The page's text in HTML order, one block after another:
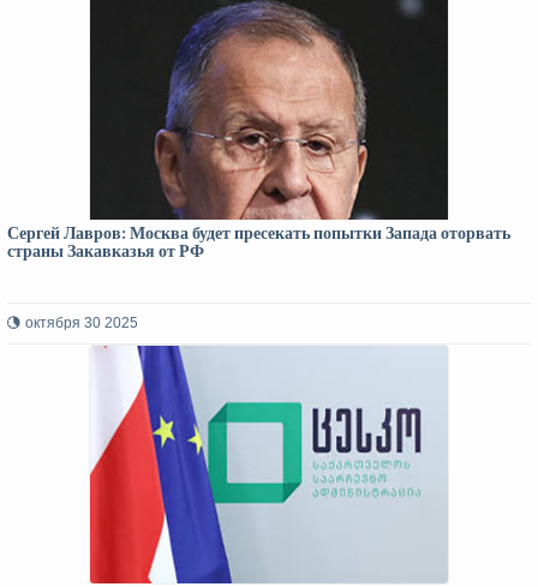
Сергей Лавров: Москва будет пресекать попытки Запада оторвать
страны Закавказья от РФ
октября 30 2025